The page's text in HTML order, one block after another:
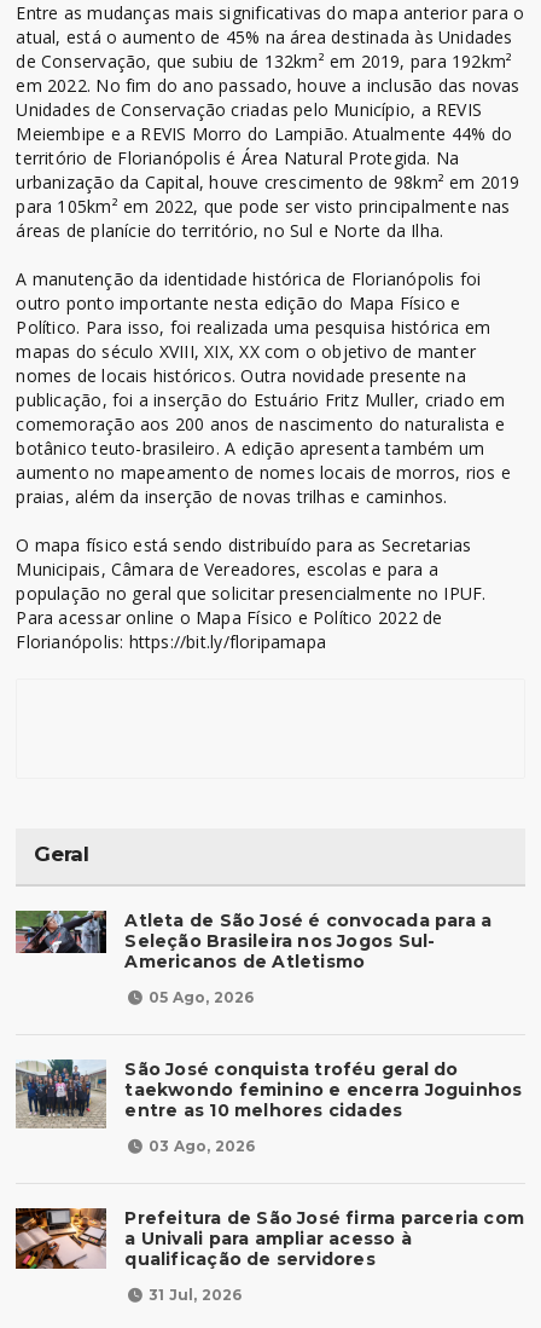
Entre as mudanças mais significativas do mapa anterior para o
atual, está o aumento de 45% na área destinada às Unidades
de Conservação, que subiu de 132km² em 2019, para 192km²
em 2022. No fim do ano passado, houve a inclusão das novas
Unidades de Conservação criadas pelo Município, a REVIS
Meiembipe e a REVIS Morro do Lampião. Atualmente 44% do
território de Florianópolis é Área Natural Protegida. Na
urbanização da Capital, houve crescimento de 98km² em 2019
para 105km² em 2022, que pode ser visto principalmente nas
áreas de planície do território, no Sul e Norte da Ilha.
A manutenção da identidade histórica de Florianópolis foi
outro ponto importante nesta edição do Mapa Físico e
Político. Para isso, foi realizada uma pesquisa histórica em
mapas do século XVIII, XIX, XX com o objetivo de manter
nomes de locais históricos. Outra novidade presente na
publicação, foi a inserção do Estuário Fritz Muller, criado em
comemoração aos 200 anos de nascimento do naturalista e
botânico teuto-brasileiro. A edição apresenta também um
aumento no mapeamento de nomes locais de morros, rios e
praias, além da inserção de novas trilhas e caminhos.
O mapa físico está sendo distribuído para as Secretarias
Municipais, Câmara de Vereadores, escolas e para a
população no geral que solicitar presencialmente no IPUF.
Para acessar online o Mapa Físico e Político 2022 de
Florianópolis: https://bit.ly/floripamapa
Geral
Atleta de São José é convocada para a
Seleção Brasileira nos Jogos Sul-
Americanos de Atletismo
05 Ago, 2026
São José conquista troféu geral do
taekwondo feminino e encerra Joguinhos
entre as 10 melhores cidades
03 Ago, 2026
Prefeitura de São José firma parceria com
a Univali para ampliar acesso à
qualificação de servidores
31 Jul, 2026